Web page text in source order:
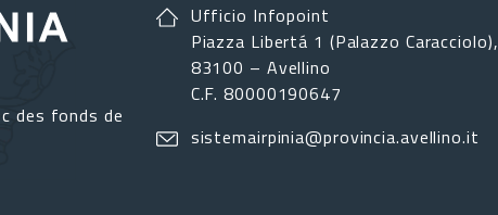
des fonds de
Ufficio Infopoint
Piazza Libertá 1 (Palazzo Caracciolo),
83100 – Avellino
C.F. 80000190647
sistemairpinia@provincia.avellino.it